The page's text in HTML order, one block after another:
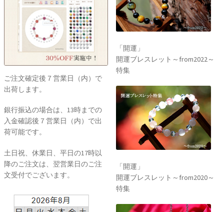
ご注文確定後７営業日（内）で
出荷します。
銀行振込の場合は、13時までの
入金確認後７営業日（内）で出
荷可能です。
土日祝、休業日、平日の17時以
降のご注文は、翌営業日のご注
文受付でございます。
「開運」
開運ブレスレット～from2022～
特集
「開運」
開運ブレスレット～from2020～
特集